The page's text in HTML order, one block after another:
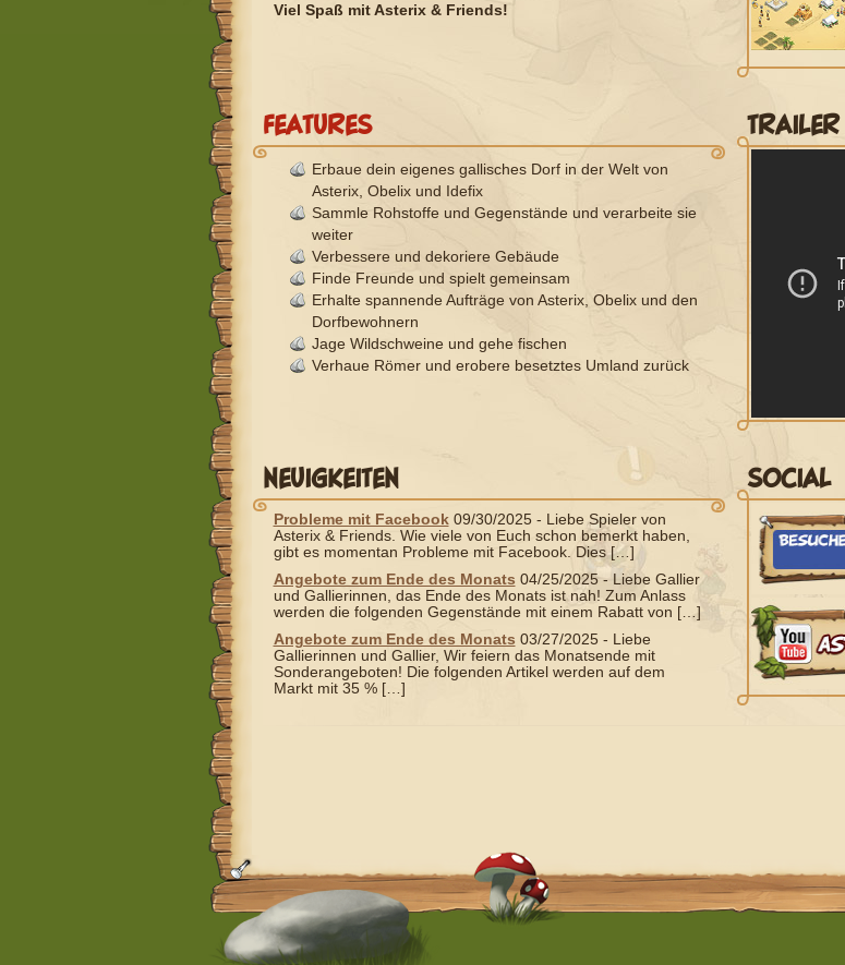
Viel Spaß mit Asterix & Friends!
FEATURES
Erbaue dein eigenes gallisches Dorf in der Welt von
Asterix, Obelix und Idefix
Sammle Rohstoffe und Gegenstände und verarbeite sie
weiter
Verbessere und dekoriere Gebäude
Finde Freunde und spielt gemeinsam
Erhalte spannende Aufträge von Asterix, Obelix und den
Dorfbewohnern
Jage Wildschweine und gehe fischen
Verhaue Römer und erobere besetztes Umland zurück
TRAILER
NEUIGKEITEN
Probleme mit Facebook 09/30/2025 - Liebe Spieler von
Asterix & Friends. Wie viele von Euch schon bemerkt haben,
gibt es momentan Probleme mit Facebook. Dies […]
Angebote zum Ende des Monats 04/25/2025 - Liebe Gallier
und Gallierinnen, das Ende des Monats ist nah! Zum Anlass
werden die folgenden Gegenstände mit einem Rabatt von […]
Angebote zum Ende des Monats 03/27/2025 - Liebe
Gallierinnen und Gallier, Wir feiern das Monatsende mit
Sonderangeboten! Die folgenden Artikel werden auf dem
Markt mit 35 % […]
SOCIAL